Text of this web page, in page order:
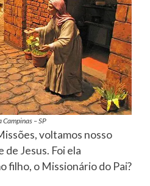
– SP
voltamos nosso
de Jesus. Foi ela
filho, o Missionário do Pai?